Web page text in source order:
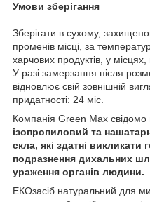
Умови зберігання
Зберігати в сухому,
променів місці, за
харчових продуктів, у
У разі замерзання після
відновлює свій зовнішній
придатності: 24 міс.
Компанія Green Max свідомо
ізопропиловий та
скла, які здатні викликати
подразнення дихальних
ураження органів людини.
ЕКОзасіб натуральний для